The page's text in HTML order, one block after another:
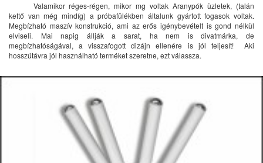
Valamikor réges-régen, mikor mg voltak Aranypók üzletek, (talán
kettő van még mindíg) a próbafülékben általunk gyártott fogasok voltak.
Megbízható maszív konstrukció, ami az erős igénybevételt is gond nélkül
elviseli. Mai napig állják a sarat, ha nem is divatmárka, de
megbízhatóságával, a visszafogott dizájn ellenére is jól teljesít! Aki
hosszútávra jól használható terméket szeretne, ezt válassza.